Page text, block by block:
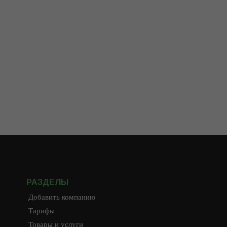
РАЗДЕЛЫ
Добавить компанию
Тарифы
Товары и услуги